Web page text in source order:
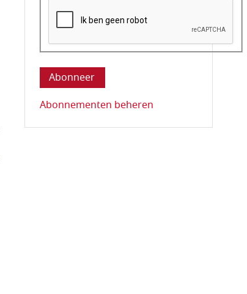
Deze vraag is om te controleren dat u
Abonnementen beheren